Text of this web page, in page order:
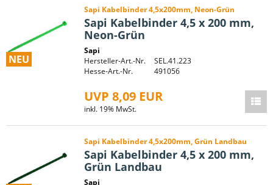
NEU
Sapi Kabelbinder 4,5x200mm, Neon-Grün
Sapi Kabelbinder 4,5 x 200 mm,
Neon-Grün
Sapi
Hersteller-Art.-Nr.
SEL.41.223
Hesse-Art.-Nr.
491056
UVP 8,09 EUR
inkl. 19% MwSt.
Sapi Kabelbinder 4,5x200mm, Grün Landbau
Sapi Kabelbinder 4,5 x 200 mm,
Grün Landbau
Sapi